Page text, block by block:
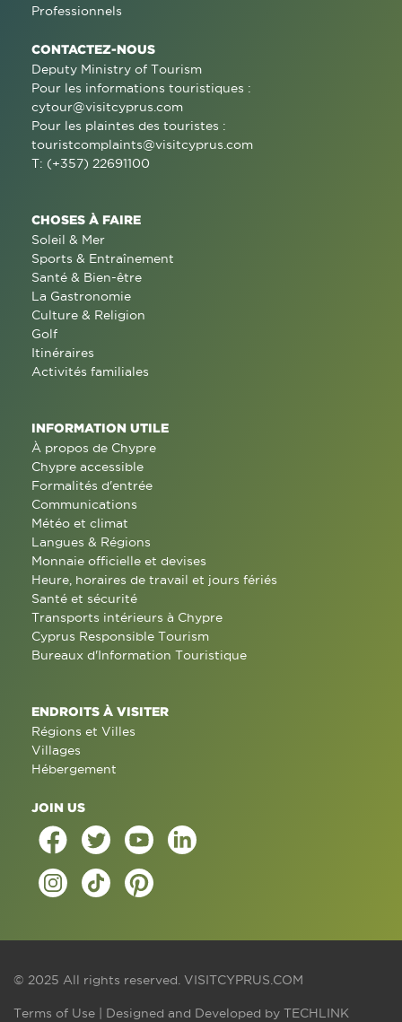
Professionnels
CONTACTEZ-NOUS
Deputy Ministry of Tourism
Pour les informations touristiques :
cytour@visitcyprus.com
Pour les plaintes des touristes :
touristcomplaints@visitcyprus.com
T: (+357) 22691100
CHOSES À FAIRE
Soleil & Mer
Sports & Entraînement
Santé & Bien-être
La Gastronomie
Culture & Religion
Golf
Itinéraires
Activités familiales
INFORMATION UTILE
À propos de Chypre
Chypre accessible
Formalités d'entrée
Communications
Météo et climat
Langues & Régions
Monnaie officielle et devises
Heure, horaires de travail et jours fériés
Santé et sécurité
Transports intérieurs à Chypre
Cyprus Responsible Tourism
Bureaux d'Information Touristique
ENDROITS À VISITER
Régions et Villes
Villages
Hébergement
JOIN US
© 2025 All rights reserved. VISITCYPRUS.COM
Terms of Use | Designed and Developed by TECHLINK